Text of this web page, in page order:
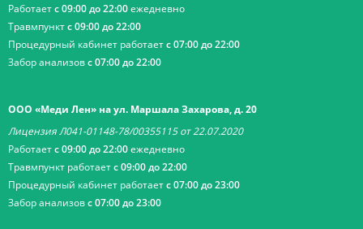
Работаетс 09:00 до 22:00ежедневно
Травмпунктс 09:00 до 22:00
Процедурный кабинет работаетс 07:00 до 22:00
Забор анализовс 07:00 до 22:00
ООО «Меди Лен» на ул. Маршала Захарова, д. 20
Лицензия Л041-01148-78/00355115 от 22.07.2020
Работаетс 09:00 до 22:00ежедневно
Травмпункт работаетс 09:00 до 22:00
Процедурный кабинет работаетс 07:00 до 23:00
Забор анализовс 07:00 до 23:00